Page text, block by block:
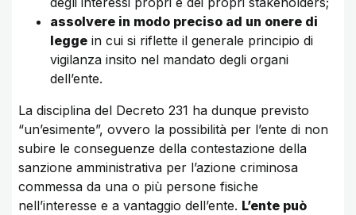
assolvere in modo preciso ad un onere di
legge in cui si riflette il generale principio di
vigilanza insito nel mandato degli organi
dell’ente.
La disciplina del Decreto 231 ha dunque previsto
“un’esimente”, ovvero la possibilità per l’ente di non
subire le conseguenze della contestazione della
sanzione amministrativa per l’azione criminosa
commessa da una o più persone fisiche
nell’interesse e a vantaggio dell’ente. L’ente può